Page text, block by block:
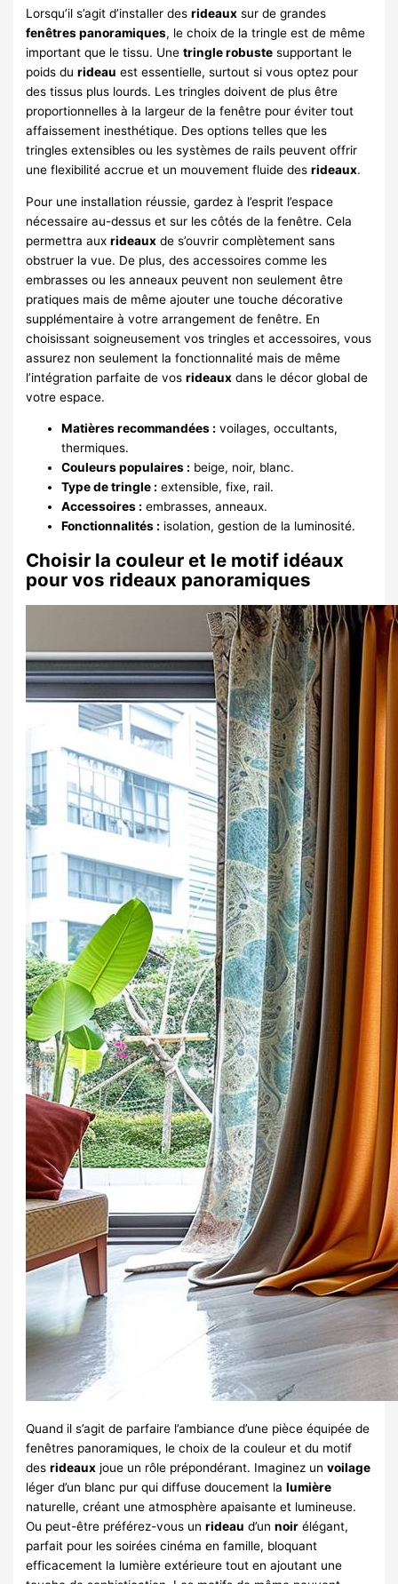
Lorsqu’il s’agit d’installer desrideaux sur de grandes
fenêtres panoramiques, le choix de la tringle est de même
important que le tissu. Unetringle robuste supportant le
poids durideau est essentielle, surtout si vous optez pour
des tissus plus lourds. Les tringles doivent de plus être
proportionnelles à la largeur de la fenêtre pour éviter tout
affaissement inesthétique. Des options telles que les
tringles extensibles ou les systèmes de rails peuvent offrir
une flexibilité accrue et un mouvement fluide desrideaux.
Pour une installation réussie, gardez à l’esprit l’espace
nécessaire au-dessus et sur les côtés de la fenêtre. Cela
permettra auxrideaux de s’ouvrir complètement sans
obstruer la vue. De plus, des accessoires comme les
embrasses ou les anneaux peuvent non seulement être
pratiques mais de même ajouter une touche décorative
supplémentaire à votre arrangement de fenêtre. En
choisissant soigneusement vos tringles et accessoires, vous
assurez non seulement la fonctionnalité mais de même
l’intégration parfaite de vosrideaux dans le décor global de
votre espace.
Matières recommandées : voilages, occultants,
thermiques.
Couleurs populaires : beige, noir, blanc.
Type de tringle : extensible, fixe, rail.
Accessoires : embrasses, anneaux.
Fonctionnalités : isolation, gestion de la luminosité.
Choisir la couleur et le motif idéaux
pour vos rideaux panoramiques
Quand il s’agit de parfaire l’ambiance d’une pièce équipée de
fenêtres panoramiques, le choix de la couleur et du motif
desrideaux joue un rôle prépondérant. Imaginez unvoilage
léger d’un blanc pur qui diffuse doucement lalumière
naturelle, créant une atmosphère apaisante et lumineuse.
Ou peut-être préférez-vous unrideau d’unnoir élégant,
parfait pour les soirées cinéma en famille, bloquant
efficacement la lumière extérieure tout en ajoutant une